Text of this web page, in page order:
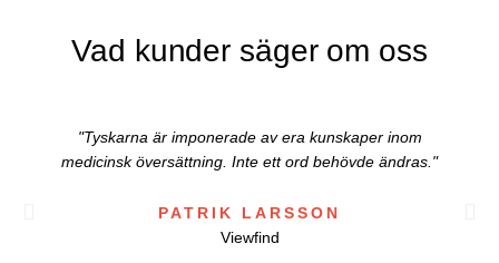
Vad kunder säger om oss
"Tyskarna är imponerade av era kunskaper inom
medicinsk översättning. Inte ett ord behövde ändras."
PATRIK LARSSON
Viewfind